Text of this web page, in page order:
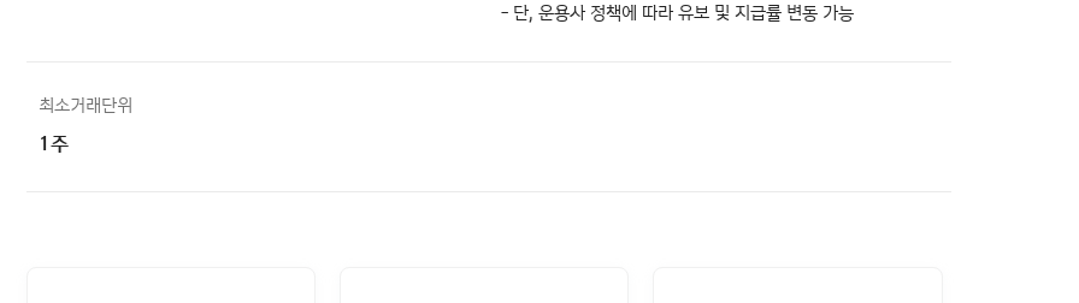
- 단, 운용사 정책에 따라 유보 및 지급률 변동 가능
최소거래단위
1주